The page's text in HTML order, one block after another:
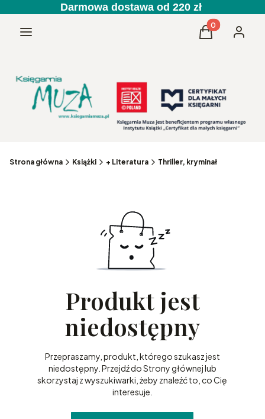
Darmowa dostawa od 220 zł
Menu Produkty w
Koszyk
Strona główna Książki + Literatura Thriller, kryminał
Produkt jest
niedostępny
Przepraszamy, produkt, którego szukasz jest
niedostępny. Przejdź do Strony głównej lub
skorzystaj z wyszukiwarki, żeby znaleźć to, co Cię
interesuje.